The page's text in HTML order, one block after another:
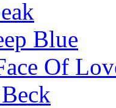
Blue
Of